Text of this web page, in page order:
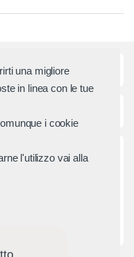
una migliore
in linea con le tue
i cookie
l'utilizzo vai alla